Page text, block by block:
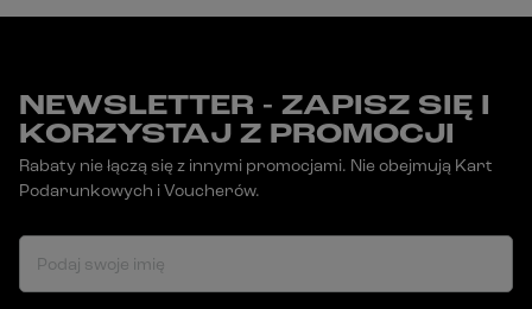
NEWSLETTER - ZAPISZ SIĘ I
KORZYSTAJ Z PROMOCJI
Rabaty nie łączą się z innymi promocjami. Nie obejmują Kart
Podarunkowych i Voucherów.
Podaj swoje imię